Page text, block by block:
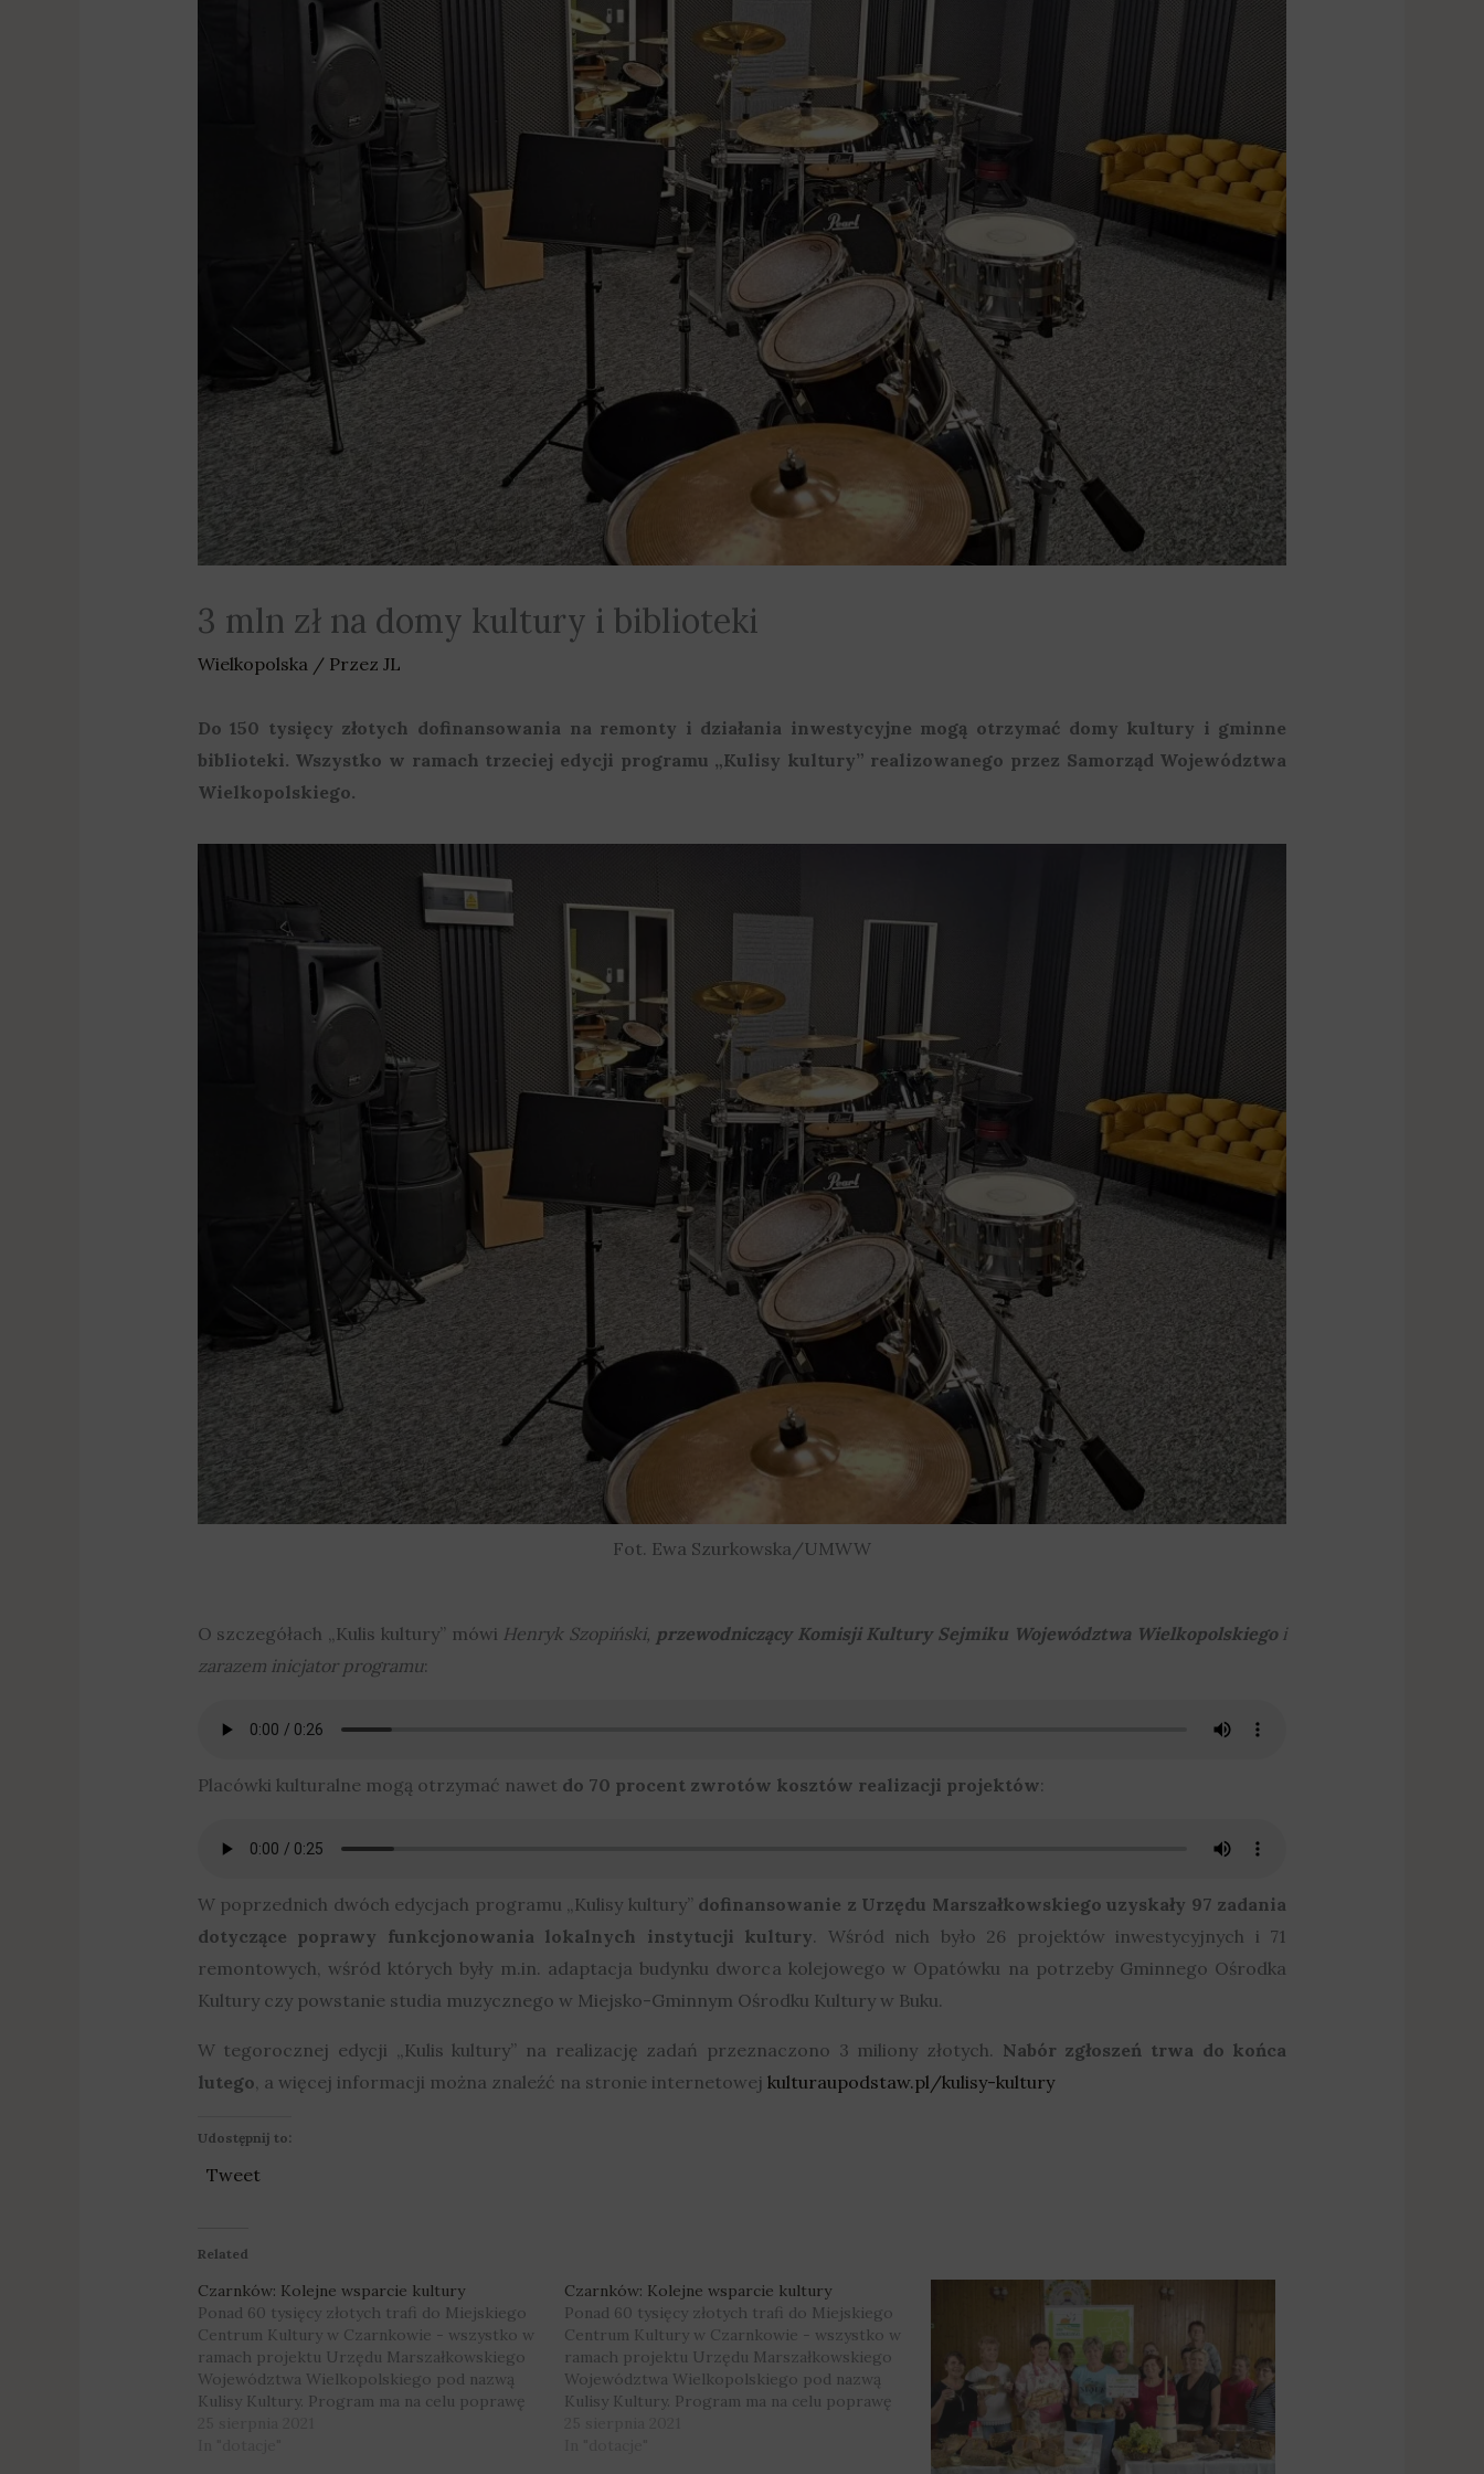
3 mln zł na domy kultury i biblioteki
Wielkopolska / Przez JL
Do 150 tysięcy złotych dofinansowania na remonty i działania inwestycyjne mogą otrzymać domy kultury i gminne
biblioteki. Wszystko w ramach trzeciej edycji programu „Kulisy kultury” realizowanego przez Samorząd Województwa
Wielkopolskiego.
Fot. Ewa Szurkowska/UMWW
O szczegółach „Kulis kultury” mówi Henryk Szopiński, przewodniczący Komisji Kultury Sejmiku Województwa Wielkopolskiegoi
zarazem inicjator programu:
Placówki kulturalne mogą otrzymać nawet do 70 procent zwrotów kosztów realizacji projektów:
W poprzednich dwóch edycjach programu „Kulisy kultury” dofinansowanie z Urzędu Marszałkowskiego uzyskały 97 zadania
dotyczące poprawy funkcjonowania lokalnych instytucji kultury. Wśród nich było 26 projektów inwestycyjnych i 71
remontowych, wśród których były m.in. adaptacja budynku dworca kolejowego w Opatówku na potrzeby Gminnego Ośrodka
Kultury czy powstanie studia muzycznego w Miejsko-Gminnym Ośrodku Kultury w Buku.
W tegorocznej edycji „Kulis kultury” na realizację zadań przeznaczono 3 miliony złotych. Nabór zgłoszeń trwa do końca
lutego , a więcej informacji można znaleźć na stronie internetowej kulturaupodstaw.pl/kulisy-kultury
Udostępnij to:
Tweet
Related
Czarnków: Kolejne wsparcie kultury
Ponad 60 tysięcy złotych trafi do Miejskiego
Centrum Kultury w Czarnkowie - wszystko w
ramach projektu Urzędu Marszałkowskiego
Województwa Wielkopolskiego pod nazwą
Kulisy Kultury. Program ma na celu poprawę
Czarnków: Kolejne wsparcie kultury
Ponad 60 tysięcy złotych trafi do Miejskiego
Centrum Kultury w Czarnkowie - wszystko w
ramach projektu Urzędu Marszałkowskiego
Województwa Wielkopolskiego pod nazwą
Kulisy Kultury. Program ma na celu poprawę